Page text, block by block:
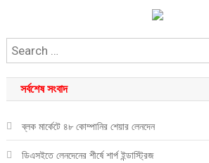
সর্বশেষ সংবাদ
ব্লক মার্কেটে ৪৮ কোম্পানির শেয়ার লেনদেন
ডিএসইতে লেনদেনের শীর্ষে শার্প ইন্ডাস্ট্রিজ